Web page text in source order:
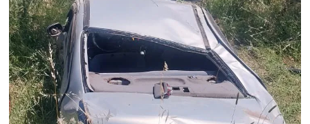
Savaştepe
SEYAHAT
SİYASET
Sındırgı